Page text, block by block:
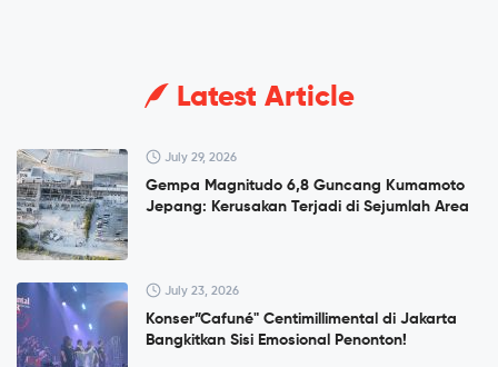
Latest Article
July 29, 2026
Gempa Magnitudo 6,8 Guncang Kumamoto
Jepang: Kerusakan Terjadi di Sejumlah Area
July 23, 2026
Konser”Cafuné" Centimillimental di Jakarta
Bangkitkan Sisi Emosional Penonton!